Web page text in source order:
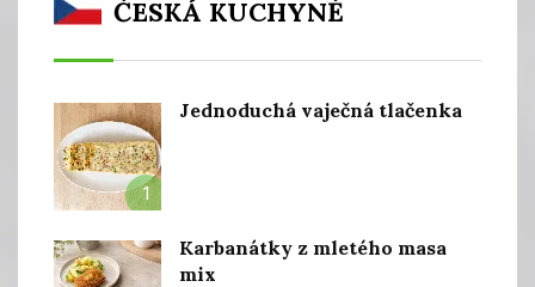
ČESKÁ KUCHYNĚ
1
Jednoduchá vaječná tlačenka
Karbanátky z mletého masa
mix